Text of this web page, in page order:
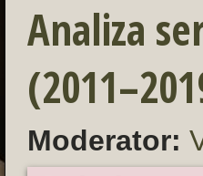
Analiza
Moderator: